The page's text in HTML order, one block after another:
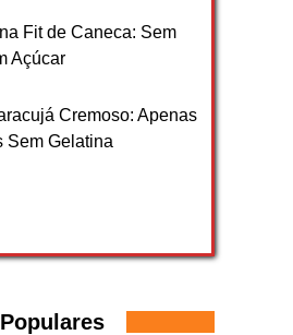
Fit de Caneca: Sem
Açúcar
Cremoso: Apenas
Sem Gelatina